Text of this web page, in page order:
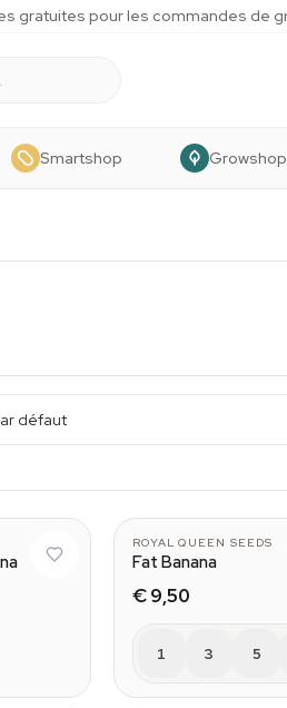
gratuites pour les commandes de
Smartshop Growshop
défaut
10
ROYAL QUEEN SEEDS
Fat Banana
€ 9,50
1 3 5